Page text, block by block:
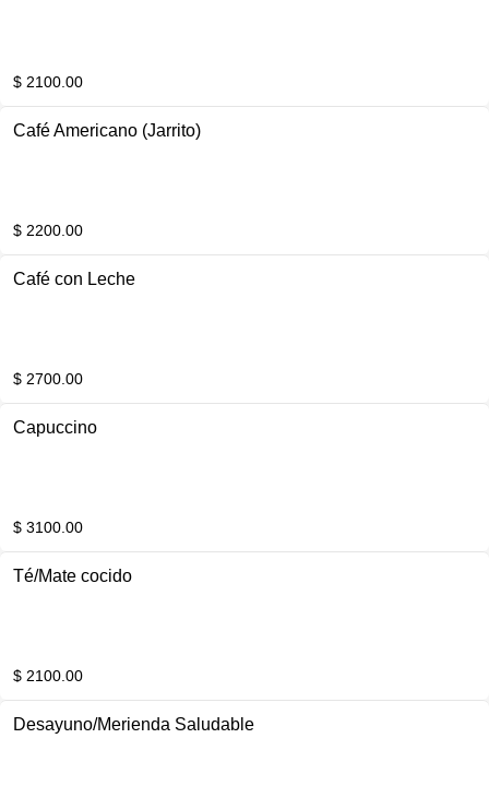
$ 2100.00
Café Americano (Jarrito)
$ 2200.00
Café con Leche
$ 2700.00
Capuccino
$ 3100.00
Té/Mate cocido
$ 2100.00
Desayuno/Merienda Saludable